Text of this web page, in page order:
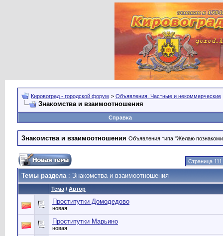
Кировоград - городской форум > Объявления. Частные и некоммерческие
Знакомства и взаимоотношения
Справка
Знакомства и взаимоотношения Объявления типа "Желаю
Страница 111
Темы раздела: Знакомства и взаимоотношения
Тема / Автор
Проститутки Домодедово
новая
Проститутки Марьино
новая